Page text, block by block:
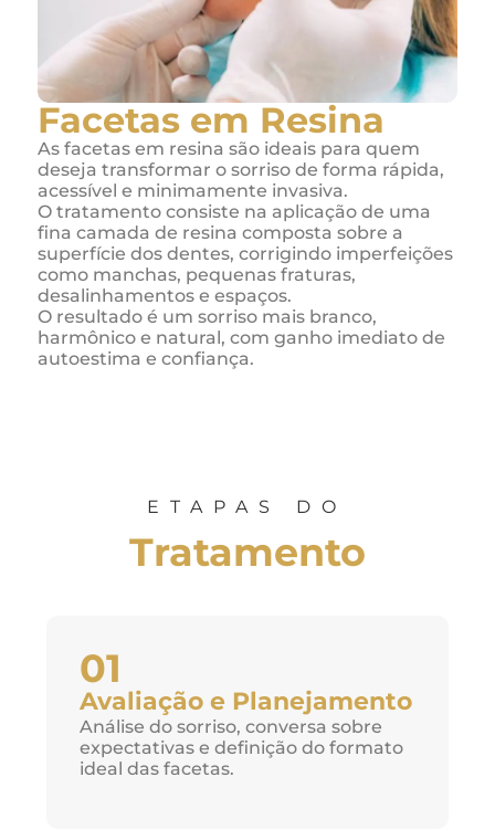
Facetas em Resina
As facetas em resina são ideais para quem
deseja transformar o sorriso de forma rápida,
acessível e minimamente invasiva.
O tratamento consiste na aplicação de uma
fina camada de resina composta sobre a
superfície dos dentes, corrigindo imperfeições
como manchas, pequenas fraturas,
desalinhamentos e espaços.
O resultado é um sorriso mais branco,
harmônico e natural, com ganho imediato de
autoestima e confiança.
ETAPAS DO
Tratamento
01
Avaliação e Planejamento
Análise do sorriso, conversa sobre
expectativas e definição do formato
ideal das facetas.